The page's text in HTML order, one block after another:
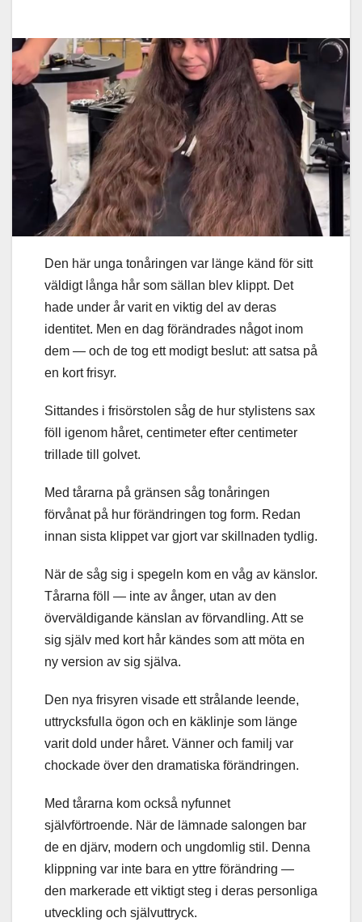
Den här unga tonåringen var länge känd för sitt
väldigt långa hår som sällan blev klippt. Det
hade under år varit en viktig del av deras
identitet. Men en dag förändrades något inom
dem — och de tog ett modigt beslut: att satsa på
en kort frisyr.
Sittandes i frisörstolen såg de hur stylistens sax
föll igenom håret, centimeter efter centimeter
trillade till golvet.
Med tårarna på gränsen såg tonåringen
förvånat på hur förändringen tog form. Redan
innan sista klippet var gjort var skillnaden tydlig.
När de såg sig i spegeln kom en våg av känslor.
Tårarna föll — inte av ånger, utan av den
överväldigande känslan av förvandling. Att se
sig själv med kort hår kändes som att möta en
ny version av sig själva.
Den nya frisyren visade ett strålande leende,
uttrycksfulla ögon och en käklinje som länge
varit dold under håret. Vänner och familj var
chockade över den dramatiska förändringen.
Med tårarna kom också nyfunnet
självförtroende. När de lämnade salongen bar
de en djärv, modern och ungdomlig stil. Denna
klippning var inte bara en yttre förändring —
den markerade ett viktigt steg i deras personliga
utveckling och självuttryck.